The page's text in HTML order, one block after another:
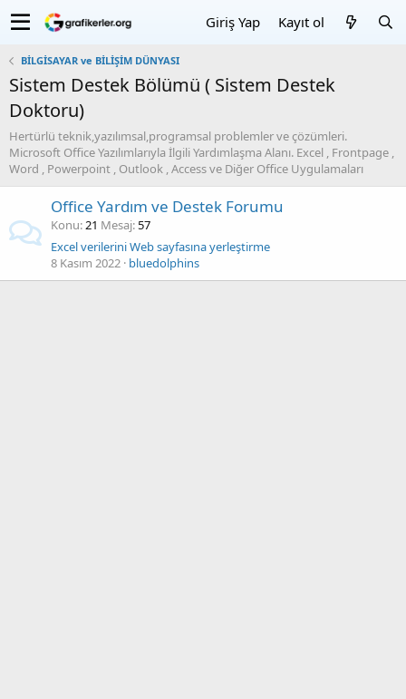
Giriş Yap Kayıt ol
BİLGİSAYAR ve BİLİŞİM DÜNYASI
Sistem Destek Bölümü ( Sistem Destek
Doktoru)
Hertürlü teknik,yazılımsal,programsal problemler ve çözümleri.
Microsoft Office Yazılımlarıyla İlgili Yardımlaşma Alanı. Excel , Frontpage ,
Word , Powerpoint , Outlook , Access ve Diğer Office Uygulamaları
Office Yardım ve Destek Forumu
Konu 21 Mesaj 57
Excel verilerini Web sayfasına yerleştirme
8 Kasım 2022 bluedolphins